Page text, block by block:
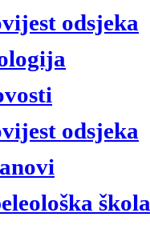
odsjeka
odsjeka
škola